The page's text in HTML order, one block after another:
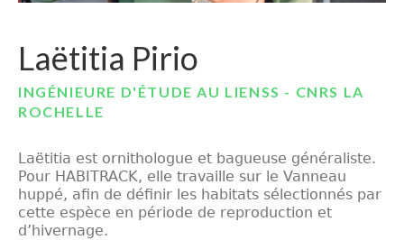
Laëtitia Pirio
INGÉNIEURE D'ÉTUDE AU LIENSS - CNRS LA
ROCHELLE
Laëtitia est ornithologue et bagueuse généraliste.
Pour HABITRACK, elle travaille sur le Vanneau
huppé, afin de définir les habitats sélectionnés par
cette espèce en période de reproduction et
d’hivernage.